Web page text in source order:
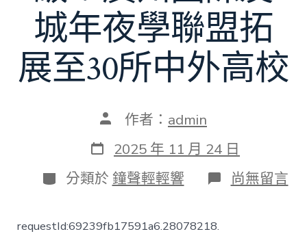
城年夜學聯盟拓
展至30所中外高校
文
作
者
作者： admin
發
表
日
期
2025 年 11 月 24 日
分
類
分類於 鐘聲輕輕響 在
〈OSDER
尚無留言
requestId:69239fb17591a6.28078218.